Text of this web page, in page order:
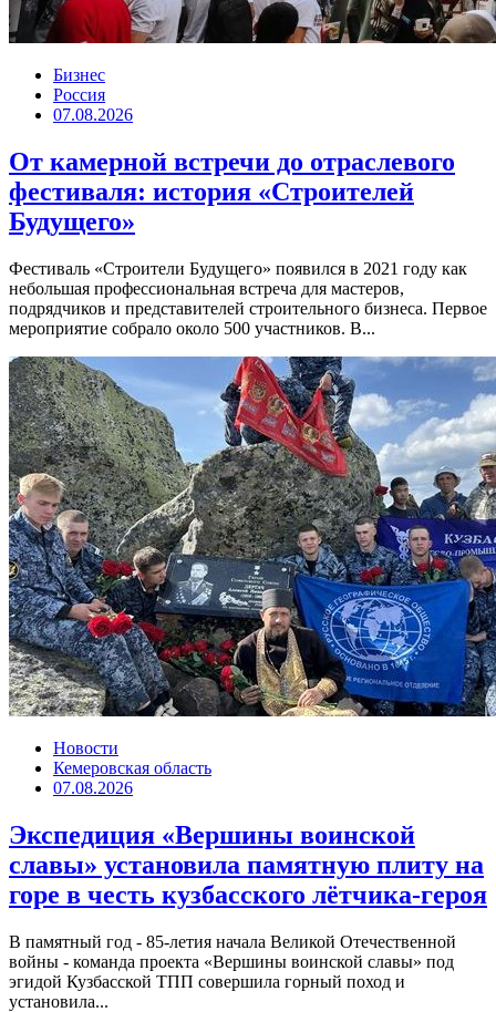
Бизнес
Россия
07.08.2026
От камерной встречи до отраслевого
фестиваля: история «Строителей
Будущего»
Фестиваль «Строители Будущего» появился в 2021 году как
небольшая профессиональная встреча для мастеров,
подрядчиков и представителей строительного бизнеса. Первое
мероприятие собрало около 500 участников. В...
Новости
Кемеровская область
07.08.2026
Экспедиция «Вершины воинской
славы» установила памятную плиту на
горе в честь кузбасского лётчика-героя
В памятный год - 85-летия начала Великой Отечественной
войны - команда проекта «Вершины воинской славы» под
эгидой Кузбасской ТПП совершила горный поход и
установила...